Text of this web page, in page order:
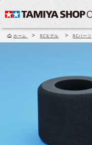
ホーム > RCモデル > RCパーツ